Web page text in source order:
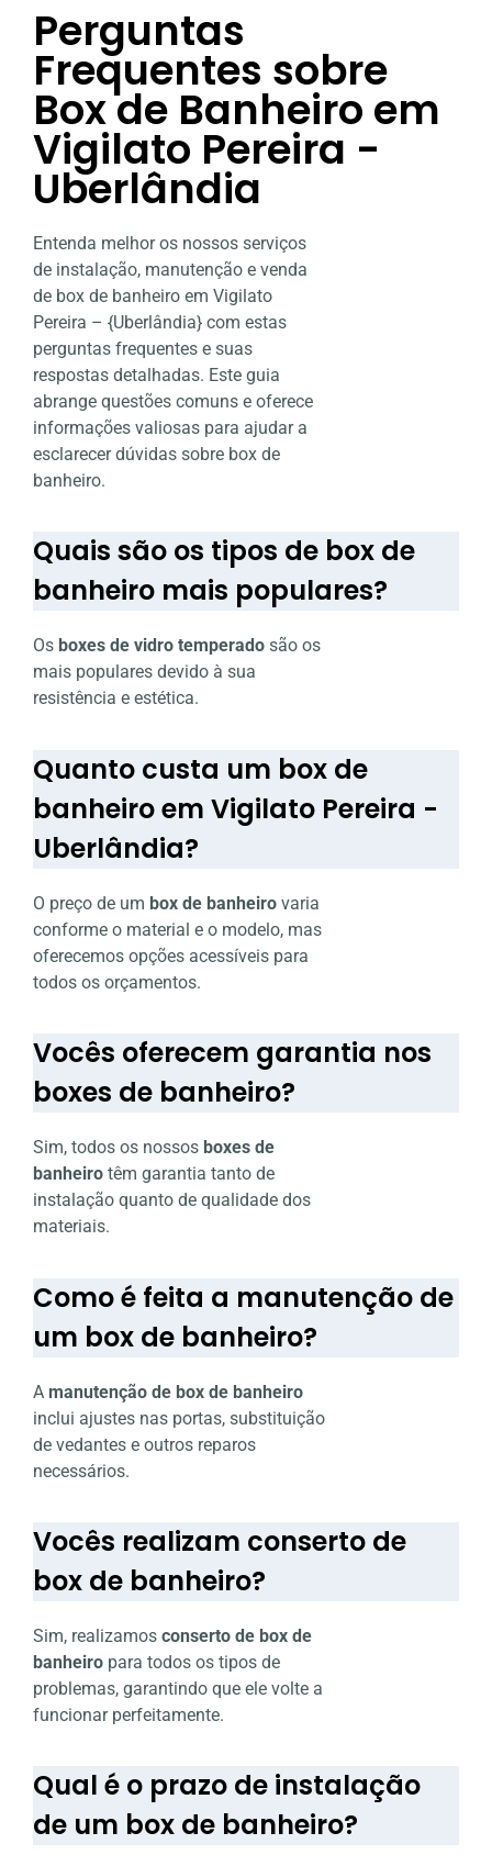
Perguntas
Frequentes sobre
Box de Banheiro em
Vigilato Pereira -
Uberlândia
Entenda melhor os nossos serviços
de instalação, manutenção e venda
de box de banheiro em Vigilato
Pereira – {Uberlândia} com estas
perguntas frequentes e suas
respostas detalhadas. Este guia
abrange questões comuns e oferece
informações valiosas para ajudar a
esclarecer dúvidas sobre box de
banheiro.
Quais são os tipos de box de
banheiro mais populares?
Os boxes de vidro temperado são os
mais populares devido à sua
resistência e estética.
Quanto custa um box de
banheiro em Vigilato Pereira -
Uberlândia?
O preço de um box de banheiro varia
conforme o material e o modelo, mas
oferecemos opções acessíveis para
todos os orçamentos.
Vocês oferecem garantia nos
boxes de banheiro?
Sim, todos os nossos boxes de
banheiro têm garantia tanto de
instalação quanto de qualidade dos
materiais.
Como é feita a manutenção de
um box de banheiro?
A manutenção de box de banheiro
inclui ajustes nas portas, substituição
de vedantes e outros reparos
necessários.
Vocês realizam conserto de
box de banheiro?
Sim, realizamos conserto de box de
banheiro para todos os tipos de
problemas, garantindo que ele volte a
funcionar perfeitamente.
Qual é o prazo de instalação
de um box de banheiro?